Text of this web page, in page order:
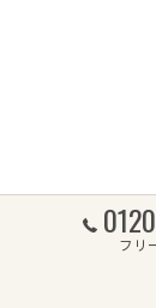
フリ